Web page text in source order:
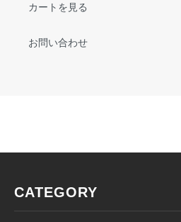
カートを見る
お問い合わせ
CATEGORY